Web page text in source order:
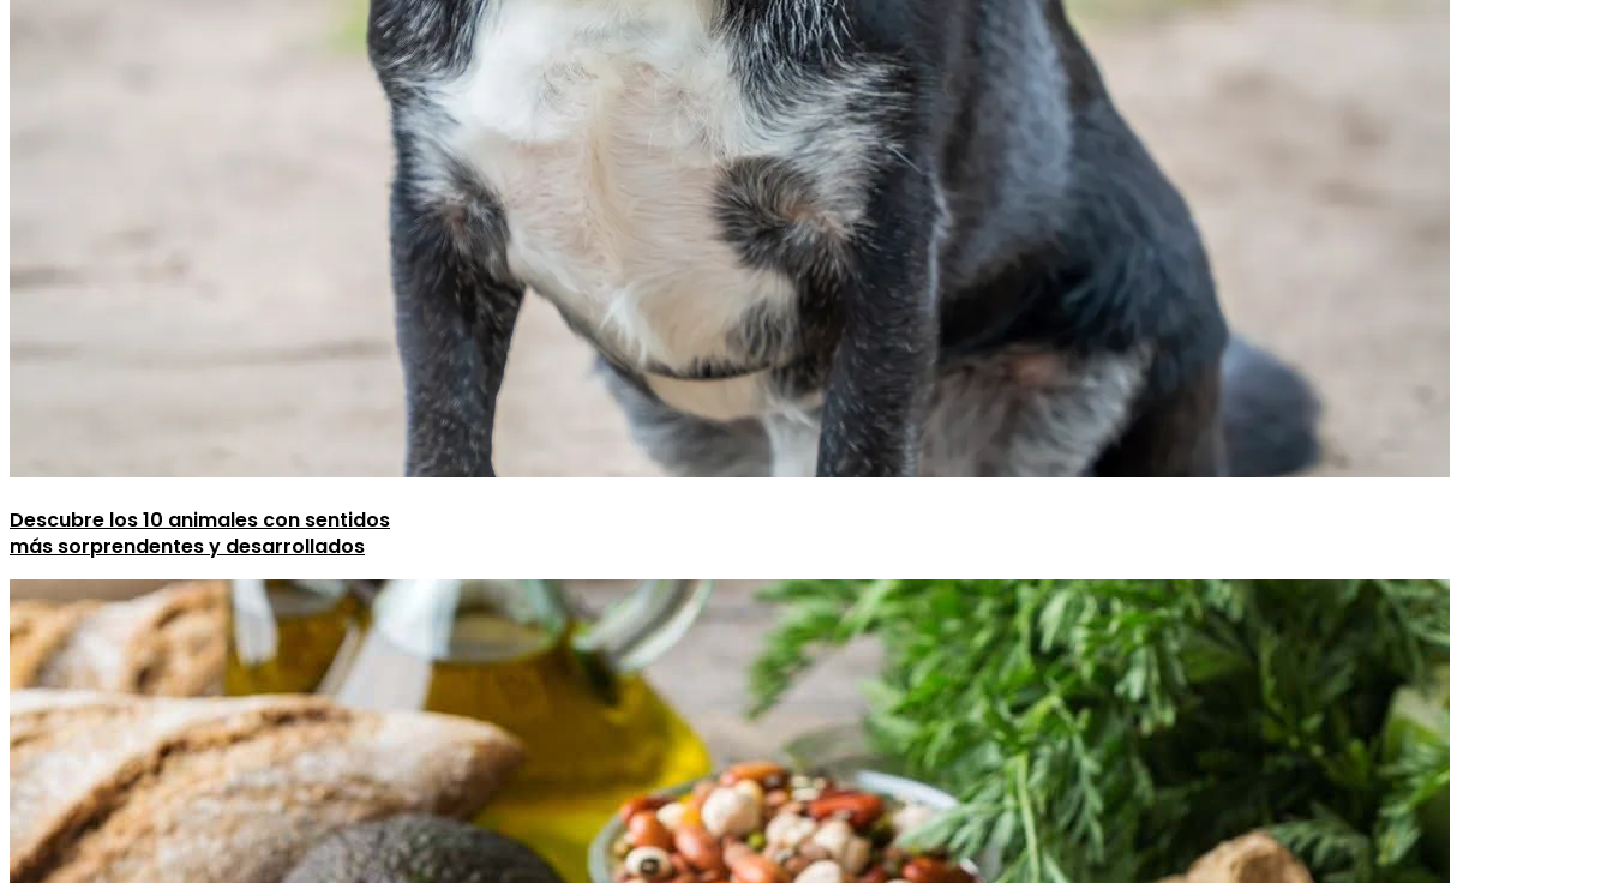
Descubre los 10 animales con sentidos
más sorprendentes y desarrollados